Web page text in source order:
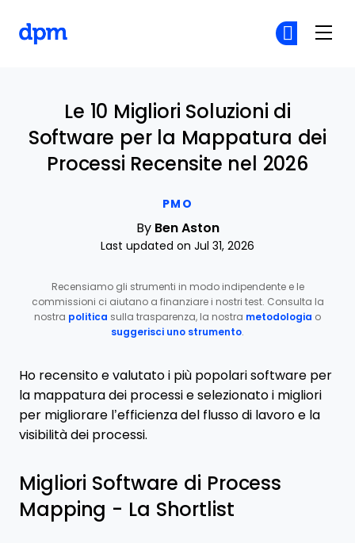
PMO
Le 10 Migliori Soluzioni di
Software per la Mappatura dei
Processi Recensite nel 2026
By Ben Aston
Last updated on Jul 31, 2026
Recensiamo gli strumenti in modo indipendente e le
commissioni ci aiutano a finanziare i nostri test. Consulta la
nostra politica sulla trasparenza, la nostra metodologia o
suggerisci uno strumento.
Ho recensito e valutato i più popolari software per
la mappatura dei processi e selezionato i migliori
per migliorare l’efficienza del flusso di lavoro e la
visibilità dei processi.
Migliori Software di Process
Mapping - La Shortlist